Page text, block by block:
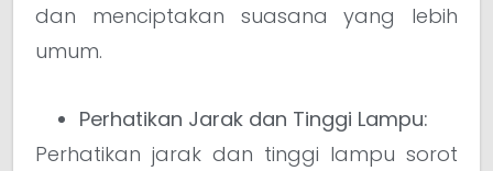
dan menciptakan suasana yang lebih
umum.
Perhatikan Jarak dan Tinggi Lampu:
Perhatikan jarak dan tinggi lampu sorot